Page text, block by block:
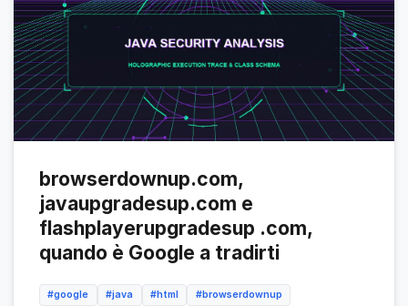
browserdownup.com,
javaupgradesup.com e
flashplayerupgradesup .com,
quando è Google a tradirti
#google #java #html
#browserdownup